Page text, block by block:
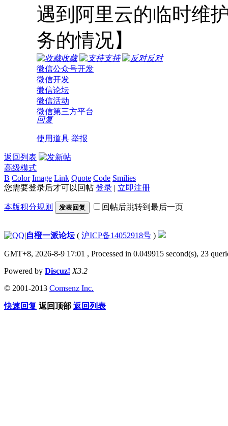
遇到阿里云的临时维
务的情况】
收藏 支持
反对
微信公众号开发
微信开发
微信论坛
微信活动
微信第三方平台
回复
使用道具 举报
返回列表
高级模式
B Color Image Link Quote Code Smilies
您需要登录后才可以回帖 登录 | 立即注册
本版积分规则 发表回复 回帖后跳转到最后一页
|自橙一派论坛( 沪ICP备14052918号 )
GMT+8, 2026-8-9 17:01 , Processed in 0.049915 second(s), 23
Powered by Discuz! X3.2
© 2001-2013 Comsenz Inc.
快速回复 返回顶部 返回列表